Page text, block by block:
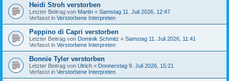
Heidi Stroh verstorben
Letzter Beitrag von Martin « Samstag 11. Juli 2026, 12:47
Verfasst in Verstorbene Interpreten
Peppino di Capri verstorben
Letzter Beitrag von Dominik Schmitz « Samstag 11. Juli 2026, 11:41
Verfasst in Verstorbene Interpreten
Bonnie Tyler verstorben
Letzter Beitrag von Ulrich « Donnerstag 9. Juli 2026, 15:21
Verfasst in Verstorbene Interpreten